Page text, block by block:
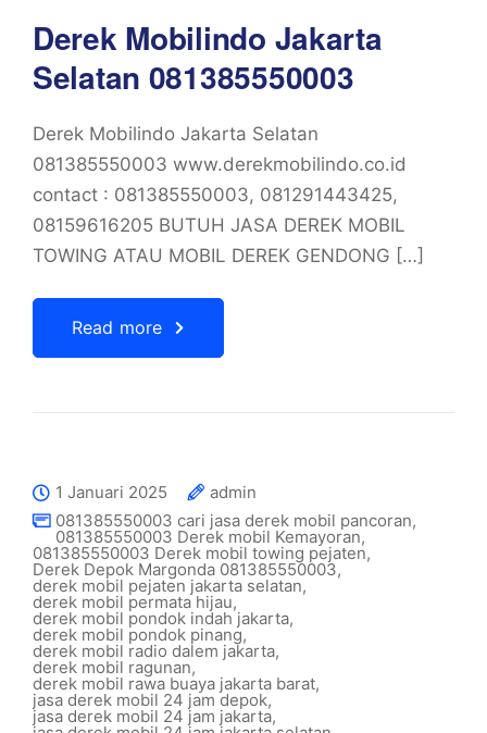
Derek Mobilindo Jakarta
Selatan 081385550003
Derek Mobilindo Jakarta Selatan
081385550003 www.derekmobilindo.co.id
contact : 081385550003, 081291443425,
08159616205 BUTUH JASA DEREK MOBIL
TOWING ATAU MOBIL DEREK GENDONG […]
Read more
1 Januari 2025
admin
081385550003 cari jasa derek mobil pancoran,
081385550003 Derek mobil Kemayoran,
081385550003 Derek mobil towing pejaten,
Derek Depok Margonda 081385550003,
derek mobil pejaten jakarta selatan,
derek mobil permata hijau,
derek mobil pondok indah jakarta,
derek mobil pondok pinang,
derek mobil radio dalem jakarta,
derek mobil ragunan,
derek mobil rawa buaya jakarta barat,
jasa derek mobil 24 jam depok,
jasa derek mobil 24 jam jakarta,